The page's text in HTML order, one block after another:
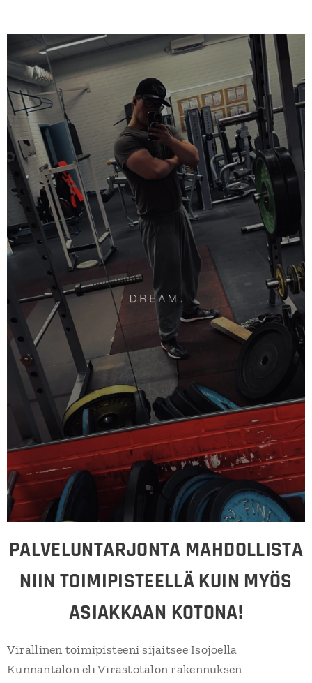
PALVELUNTARJONTA MAHDOLLISTA
NIIN TOIMIPISTEELLÄ KUIN MYÖS
ASIAKKAAN KOTONA!
Virallinen toimipisteeni sijaitsee Isojoella
Kunnantalon eli Virastotalon rakennuksen